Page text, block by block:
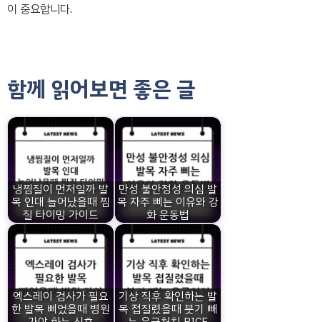
이 중요합니다.
함께 읽어보면 좋은 글
냉찜질이 먼저일까 발
목 인대 늘어났을때 찜
질 타이밍 가이드
만성 불안정성 의심 발
목 자주 삐는 이유와 강
화 운동법
엑스레이 검사가 필요
한 발목 삐었을때 병원
기상 직후 확인하는 발
목 접질렸을때 붓기 빼